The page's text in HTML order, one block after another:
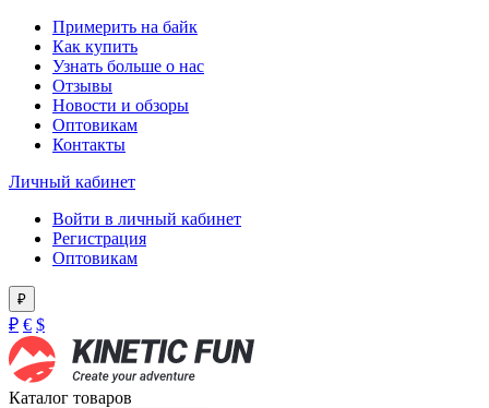
Примерить на байк
Как купить
Узнать больше о нас
Отзывы
Новости и обзоры
Оптовикам
Контакты
Личный кабинет
Войти в личный кабинет
Регистрация
Оптовикам
₽
₽ € $
Каталог товаров